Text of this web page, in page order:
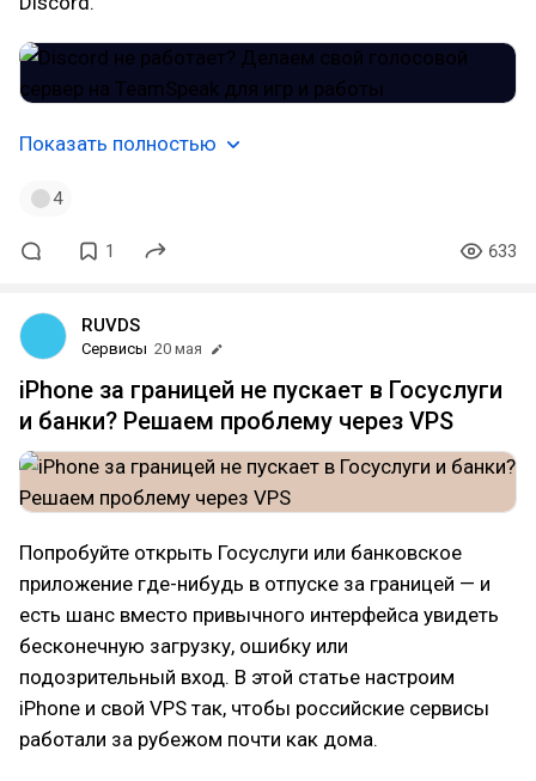
Показать полностью
4
1 633
RUVDS
Сервисы 20 мая
iPhone за границей не пускает в Госуслуги
и банки? Решаем проблему через VPS
Попробуйте открыть Госуслуги или банковское
приложение где-нибудь в отпуске за границей — и
есть шанс вместо привычного интерфейса увидеть
бесконечную загрузку, ошибку или
подозрительный вход. В этой статье настроим
iPhone и свой VPS так, чтобы российские сервисы
работали за рубежом почти как дома.